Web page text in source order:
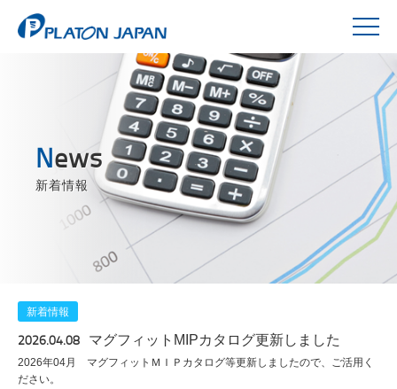
News
新着情報
新着情報
2026.04.08 マグフィットMIPカタログ更新しました
2026年04月 マグフィットＭＩＰカタログ等更新しましたので、ご活用く
ださい。